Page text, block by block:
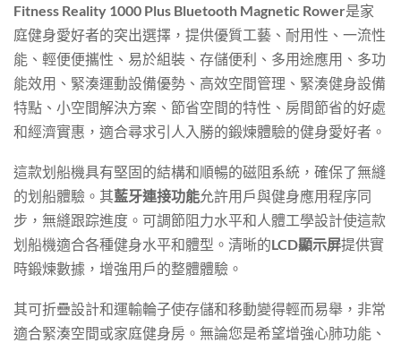
Fitness Reality 1000 Plus Bluetooth Magnetic Rower是家
庭健身愛好者的突出選擇，提供優質工藝、耐用性、一流性
能、輕便便攜性、易於組裝、存儲便利、多用途應用、多功
能效用、緊湊運動設備優勢、高效空間管理、緊湊健身設備
特點、小空間解決方案、節省空間的特性、房間節省的好處
和經濟實惠，適合尋求引人入勝的鍛煉體驗的健身愛好者。
這款划船機具有堅固的結構和順暢的磁阻系統，確保了無縫
的划船體驗。其藍牙連接功能允許用戶與健身應用程序同
步，無縫跟踪進度。可調節阻力水平和人體工學設計使這款
划船機適合各種健身水平和體型。清晰的LCD顯示屏提供實
時鍛煉數據，增強用戶的整體體驗。
其可折疊設計和運輸輪子使存儲和移動變得輕而易舉，非常
適合緊湊空間或家庭健身房。無論您是希望增強心肺功能、